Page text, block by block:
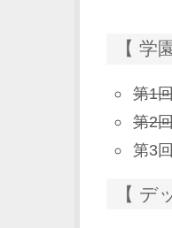
【
第1
第2
第3
【 デ